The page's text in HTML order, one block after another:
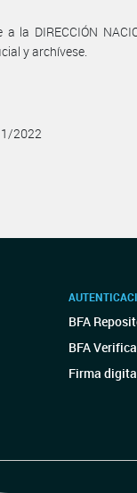
la DIRECCIÓN
y archívese.
2022
BFA
BFA
Firma